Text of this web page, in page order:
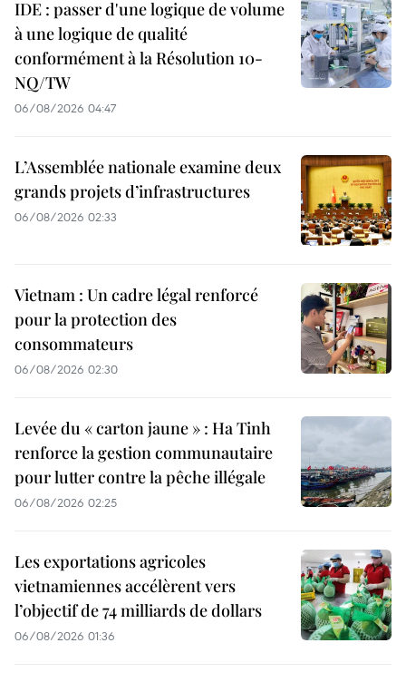
IDE : passer d'une logique de volume
à une logique de qualité
conformément à la Résolution 10-
NQ/TW
06/08/2026 04:47
L’Assemblée nationale examine deux
grands projets d’infrastructures
06/08/2026 02:33
Vietnam : Un cadre légal renforcé
pour la protection des
consommateurs
06/08/2026 02:30
Levée du « carton jaune » : Ha Tinh
renforce la gestion communautaire
pour lutter contre la pêche illégale
06/08/2026 02:25
Les exportations agricoles
vietnamiennes accélèrent vers
l’objectif de 74 milliards de dollars
06/08/2026 01:36